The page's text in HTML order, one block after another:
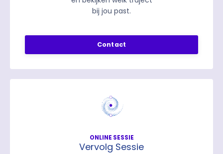
bij jou past.
Contact
ONLINE SESSIE
Vervolg Sessie